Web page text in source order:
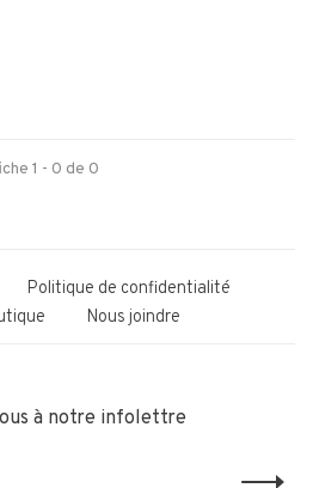
1 - 0 de 0
Politique de confidentialité
Nous joindre
à notre infolettre